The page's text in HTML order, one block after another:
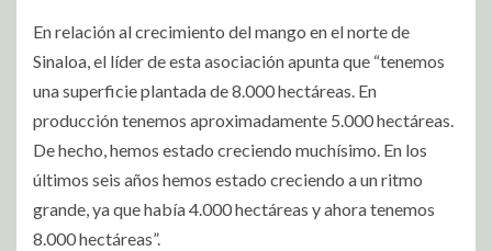
En relación al crecimiento del mango en el norte de
Sinaloa, el líder de esta asociación apunta que “tenemos
una superficie plantada de 8.000 hectáreas. En
producción tenemos aproximadamente 5.000 hectáreas.
De hecho, hemos estado creciendo muchísimo. En los
últimos seis años hemos estado creciendo a un ritmo
grande, ya que había 4.000 hectáreas y ahora tenemos
8.000 hectáreas”.